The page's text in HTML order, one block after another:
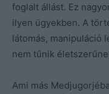
foglalt állást. Ez
ilyen ügyekben. A
látomás, manipuláció
nem tűnik
Ami más